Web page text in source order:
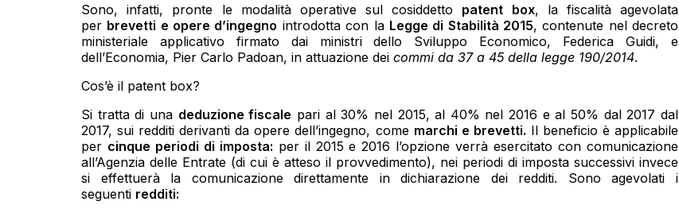
Sono, infatti, pronte le modalità operative sul cosiddetto patent box, la fiscalità agevolata
per brevetti e opere d’ingegno introdotta con la Legge di Stabilità 2015, contenute nel decreto
ministeriale applicativo firmato dai ministri dello Sviluppo Economico, Federica Guidi, e
dell’Economia, Pier Carlo Padoan, in attuazione dei commi da 37 a 45 della legge 190/2014.
Cos’è il patent box?
Si tratta di una deduzione fiscale pari al 30% nel 2015, al 40% nel 2016 e al 50% dal 2017 dal
2017, sui redditi derivanti da opere dell’ingegno, come marchi e brevetti. Il beneficio è applicabile
per cinque periodi di imposta: per il 2015 e 2016 l’opzione verrà esercitato con comunicazione
all’Agenzia delle Entrate (di cui è atteso il provvedimento), nei periodi di imposta successivi invece
si effettuerà la comunicazione direttamente in dichiarazione dei redditi. Sono agevolati i
seguenti redditi: